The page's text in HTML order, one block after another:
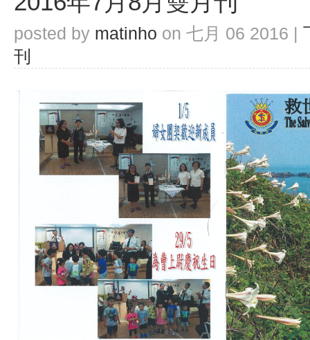
posted by matinho on 七月 06 2016 |
刊